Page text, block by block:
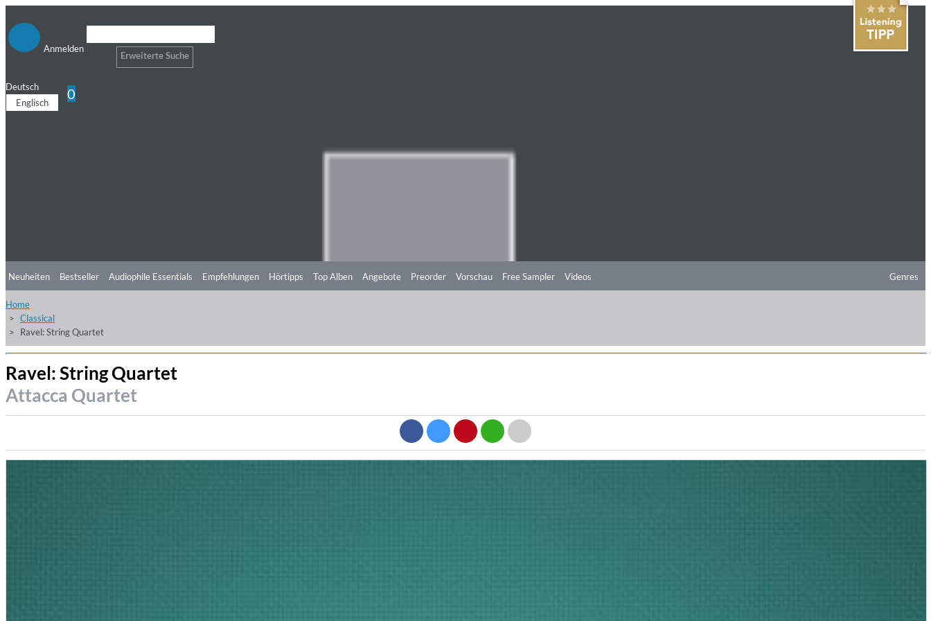
Anmelden
Erweiterte Suche
Deutsch
Englisch
0
Neuheiten Bestseller Audiophile Essentials Empfehlungen Hörtipps Top Alben Angebote Preorder Vorschau Free Sampler Videos Genres
Home
Classical
Ravel: String Quartet
Ravel: String Quartet
Attacca Quartet